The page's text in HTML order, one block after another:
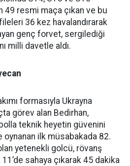
resmi maça çıkan ve bu
36 kez havalandırarak
genç forvet, sergilediği
milli davetle aldı.
formasıyla Ukrayna
görev alan Bedirhan,
teknik heyetin güvenini
oynanan ilk müsabakada 82.
yetenekli golcü, rövanş
sahaya çıkarak 45 dakika